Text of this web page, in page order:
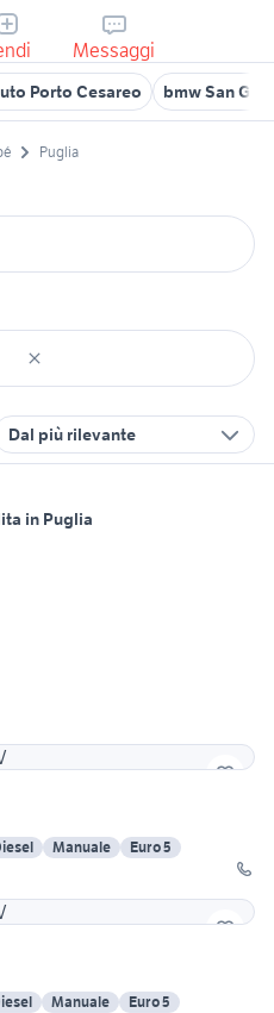
Messaggi
Porto Cesareo bmw San
Puglia
Dal più rilevante
in Puglia
Manuale
Euro 5
Manuale
Euro 5